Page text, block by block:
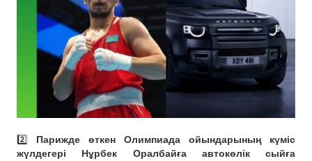
2️⃣ Парижде өткен Олимпиада ойындарының күміс
жүлдегері Нұрбек Оралбайға автокөлік сыйға